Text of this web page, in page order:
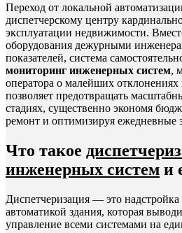
Переход от локальной
диспетчерскому центру
эксплуатации недвижимости.
оборудования дежурными
показателей, система
мониторинг инженерных систем,
оператора о малейших
позволяет предотвращать
стадиях, существенно экономя
ремонт и оптимизируя ежедневные
Что такое
инженерных систем и
Диспетчеризация — это
автоматикой здания, которая
управление всеми системами на